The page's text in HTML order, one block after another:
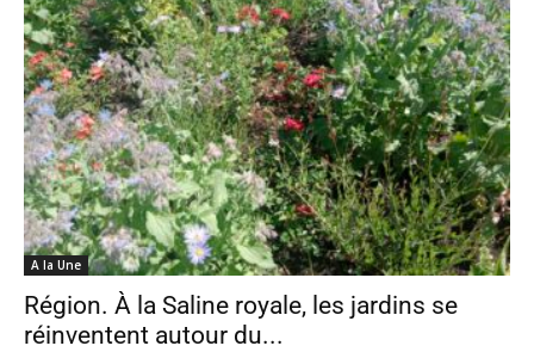
A la Une
Région. À la Saline royale, les jardins se
réinventent autour du...